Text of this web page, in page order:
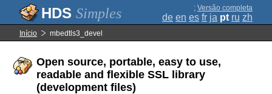
Simples ; Versão completa
de en es fr ja pt ru zh
Início mbedtls3_devel
Open source, portable, easy to use,
readable and flexible SSL library
(development files)